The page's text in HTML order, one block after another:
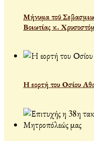
Μήνυμα τοῦ
Βοιωτίας κ.
Η εορτή του Οσίου